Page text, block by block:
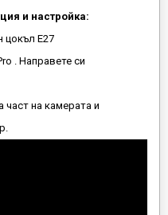
и настройка:
цокъл E27
. Направете си
част на камерата и